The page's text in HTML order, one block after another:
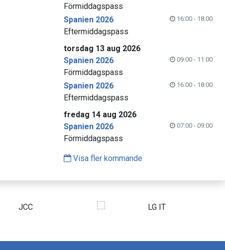
Förmiddagspass
Spanien 2026
16:00 - 18:00
Eftermiddagspass
torsdag 13 aug 2026
Spanien 2026
09:00 - 11:00
Förmiddagspass
Spanien 2026
16:00 - 18:00
Eftermiddagspass
fredag 14 aug 2026
Spanien 2026
07:00 - 09:00
Förmiddagspass
Visa fler kommande